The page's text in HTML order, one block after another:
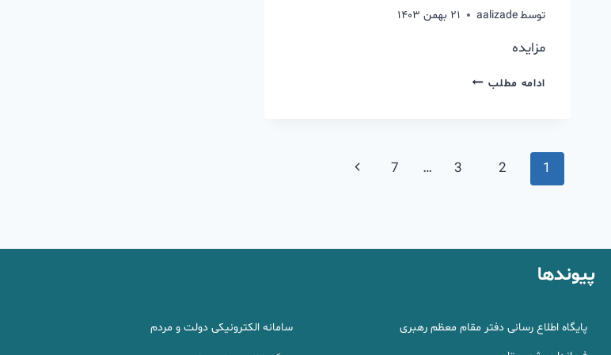
توسطaalizade ۲۱ بهمن ۱۴۰۳
مزایده
ادامه مطلب
1
2
3
…
7
پیوندها
پایگاه اطلاع رسانی دفتر مقام معظم رهبری
سامانه الکترونیکی دولت و مردم